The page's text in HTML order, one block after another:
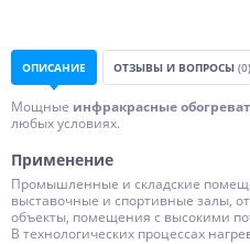
ОПИСАНИЕ ОТЗЫВЫ И ВОПРОСЫ (0)
Мощные инфракрасные
любых условиях.
Применение
Промышленные и складские
выставочные и спортивные залы,
объекты, помещения с высокими
В технологических процессах